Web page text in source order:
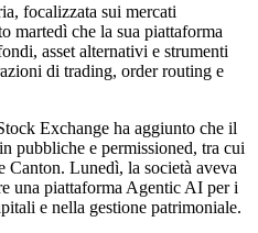
focalizzata sui mercati
martedì che la sua piattaforma
asset alternativi e strumenti
di trading, order routing e
Exchange ha aggiunto che il
pubbliche e permissioned, tra cui
Lunedì, la società aveva
una piattaforma Agentic AI per i
e nella gestione patrimoniale.